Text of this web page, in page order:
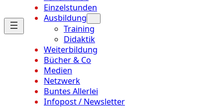
Einzelstunden
Ausbildung
Training
Didaktik
Weiterbildung
Bücher & Co
Medien
Netzwerk
Buntes Allerlei
Infopost / Newsletter